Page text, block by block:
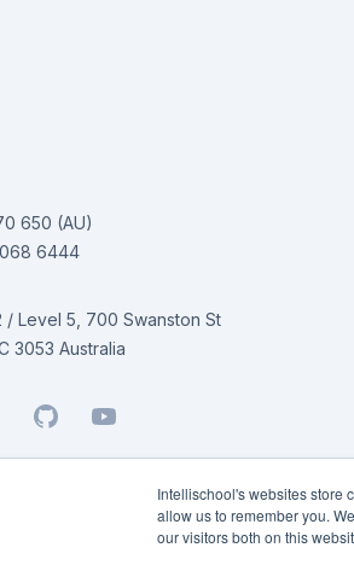
Intellischool's websites store
allow us to remember you.
our visitors both on this
650 (AU)
6444
/ Level 5, 700 Swanston St
3053 Australia
GitHubYouTube